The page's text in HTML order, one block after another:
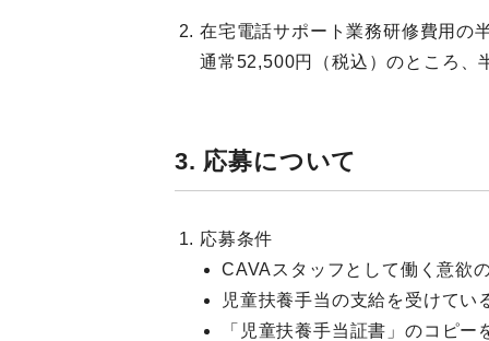
在宅電話サポート業務研修費用の
通常52,500円（税込）のところ、
3. 応募について
応募条件
CAVAスタッフとして働く意欲
児童扶養手当の支給を受けてい
「児童扶養手当証書」のコピー